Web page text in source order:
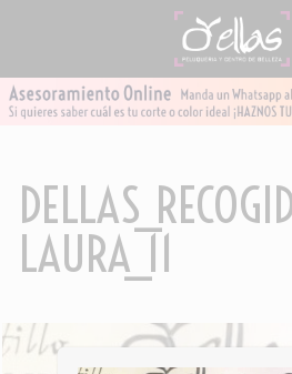
LAURA_11